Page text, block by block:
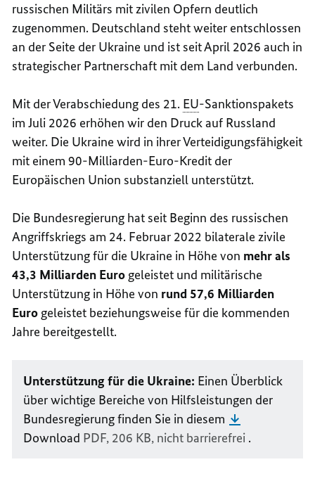
russischen Militärs mit zivilen Opfern deutlich
zugenommen. Deutschland steht weiter entschlossen
an der Seite der Ukraine und ist seit April 2026 auch in
strategischer Partnerschaft mit dem Land verbunden.
Mit der Verabschiedung des 21. EU-Sanktionspakets
im Juli 2026 erhöhen wir den Druck auf Russland
weiter. Die Ukraine wird in ihrer Verteidigungsfähigkeit
mit einem 90-Milliarden-Euro-Kredit der
Europäischen Union substanziell unterstützt.
Die Bundesregierung hat seit Beginn des russischen
Angriffskriegs am 24. Februar 2022 bilaterale zivile
Unterstützung für die Ukraine in Höhe von mehr als
43,3 Milliarden Euro geleistet und militärische
Unterstützung in Höhe von rund 57,6 Milliarden
Euro geleistet beziehungsweise für die kommenden
Jahre bereitgestellt.
Unterstützung für die Ukraine: Einen Überblick
über wichtige Bereiche von Hilfsleistungen der
Bundesregierung finden Sie in diesem
Download PDF, 206 KB, nicht barrierefrei .